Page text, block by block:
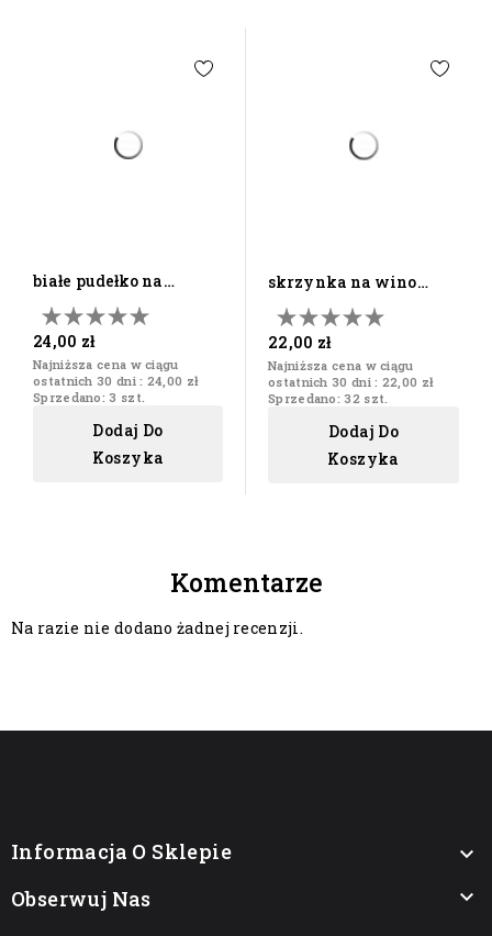
białe pudełko na
świeczkę
24,00 zł
Najniższa cena w ciągu
ostatnich 30 dni : 24,00 zł
Sprzedano: 3 szt.
Dodaj Do
Koszyka
skrzynka na wino
drewniana pojedyńcza
22,00 zł
Najniższa cena w ciągu
ostatnich 30 dni : 22,00 zł
Sprzedano: 32 szt.
Dodaj Do
Koszyka
Komentarze
Na razie nie dodano żadnej recenzji.
Informacja O Sklepie

Obserwuj Nas
